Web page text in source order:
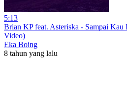
5:13
Brian KP feat. Asteriska - Sampai
Video)
Eka Boing
8 tahun yang lalu